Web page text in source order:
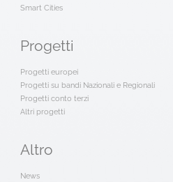
Smart Cities
Progetti
Progetti europei
Progetti su bandi Nazionali e Regionali
Progetti conto terzi
Altri progetti
Altro
News